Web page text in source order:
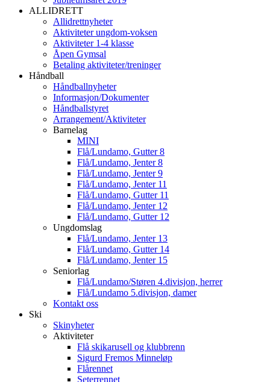
ALLIDRETT
Allidrettnyheter
Aktiviteter ungdom-voksen
Aktiviteter 1-4 klasse
Åpen Gymsal
Betaling aktiviteter/treninger
Håndball
Håndballnyheter
Informasjon/Dokumenter
Håndballstyret
Arrangement/Aktiviteter
Barnelag
MINI
Flå/Lundamo, Gutter 8
Flå/Lundamo, Jenter 8
Flå/Lundamo, Jenter 9
Flå/Lundamo, Jenter 11
Flå/Lundamo, Gutter 11
Flå/Lundamo, Jenter 12
Flå/Lundamo, Gutter 12
Ungdomslag
Flå/Lundamo, Jenter 13
Flå/Lundamo, Gutter 14
Flå/Lundamo, Jenter 15
Seniorlag
Flå/Lundamo/Støren 4.divisjon, herrer
Flå/Lundamo 5.divisjon, damer
Kontakt oss
Ski
Skinyheter
Aktiviteter
Flå skikarusell og klubbrenn
Sigurd Fremos Minneløp
Flårennet
Seterrennet